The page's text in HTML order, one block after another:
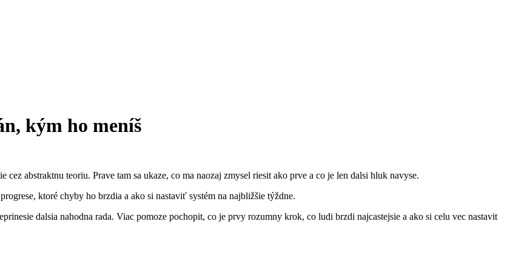
kým ho meníš
abstraktnu teoriu. Prave tam sa ukaze, co ma naozaj zmysel riesit ako prve a co je len dalsi hluk navyse.
ktoré chyby ho brzdia a ako si nastaviť systém na najbližšie týždne.
dalsia nahodna rada. Viac pomoze pochopit, co je prvy rozumny krok, co ludi brzdi najcastejsie a ako si celu vec nastavit